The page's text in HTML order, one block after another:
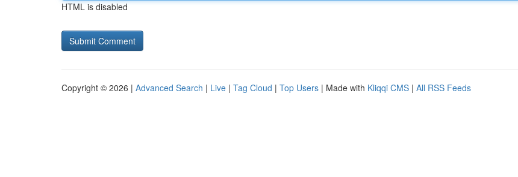
HTML is disabled
Copyright © 2026 | Advanced Search | Live | Tag Cloud | Top Users | Made with Kliqqi CMS | All RSS Feeds